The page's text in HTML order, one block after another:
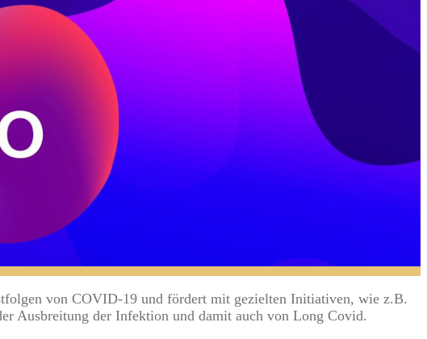
von COVID-19 und fördert mit gezielten Initiativen, wie z.B.
Ausbreitung der Infektion und damit auch von Long Covid.